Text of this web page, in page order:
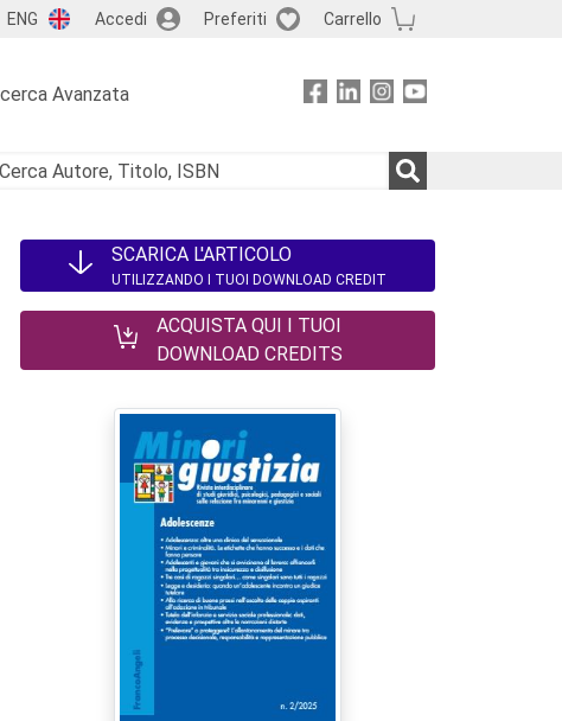
ENG Accedi Preferiti Carrello
Avanzata
SCARICA L'ARTICOLO
UTILIZZANDO I TUOI DOWNLOAD CREDIT
ACQUISTA QUI I TUOI
DOWNLOAD CREDITS